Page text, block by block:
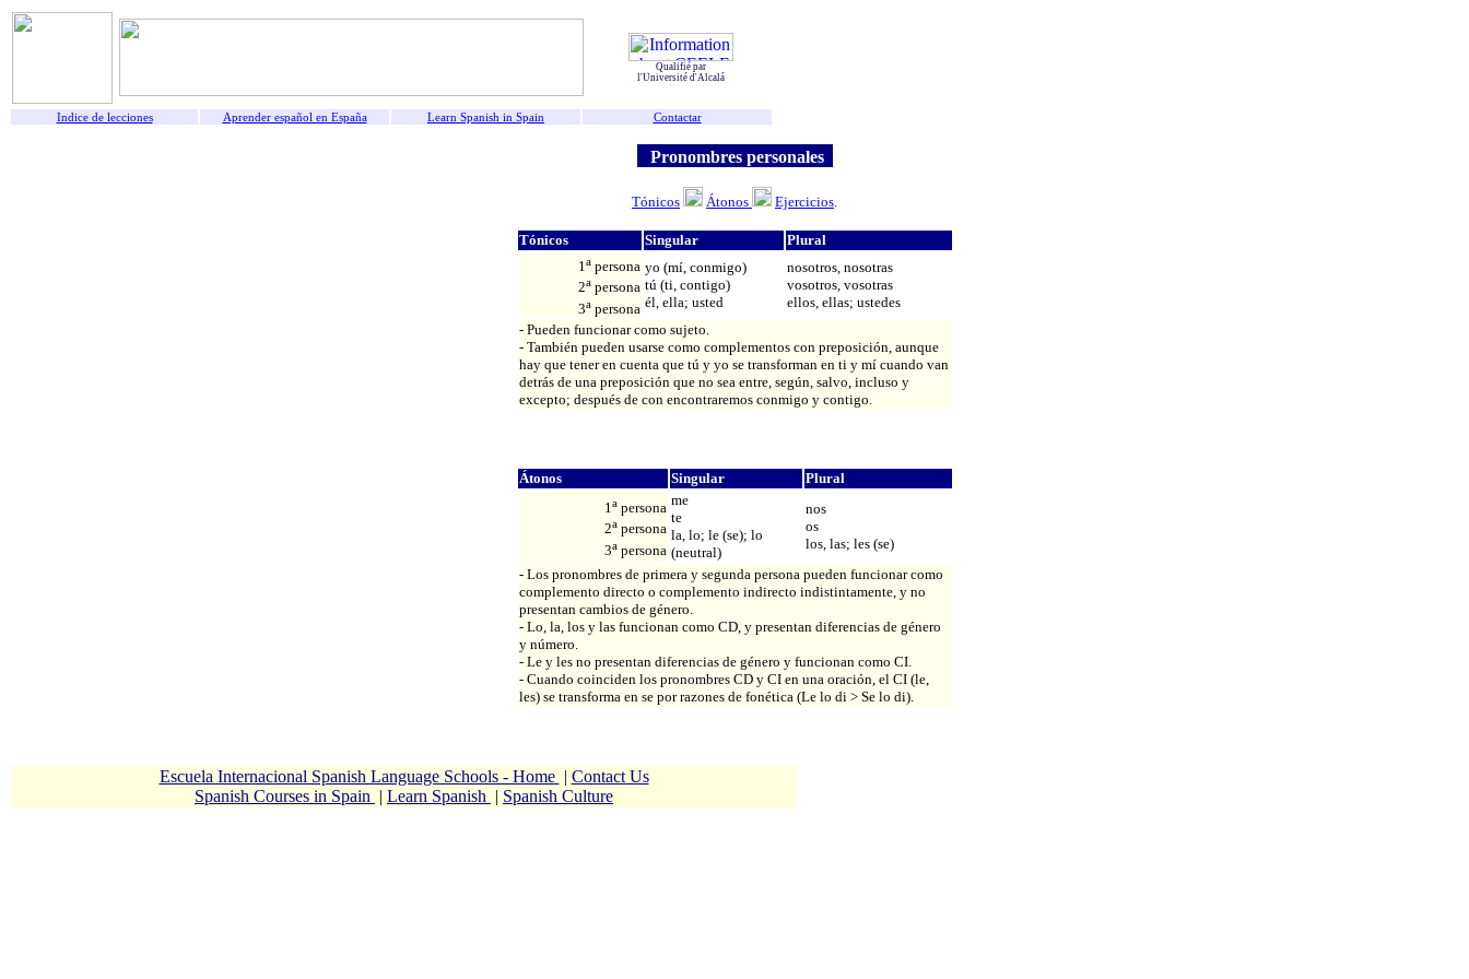
Qualifié par
l'Université d'Alcalá
Indice de lecciones Aprender español en España Learn Spanish in Spain Contactar
Pronombres personales
Tónicos Átonos Ejercicios.
Tónicos Singular
Plural
1 apersona
2apersona
3apersona
yo (mí, conmigo)
tú (ti, contigo)
él, ella; usted
nosotros, nosotras
vosotros, vosotras
ellos, ellas; ustedes
- Pueden funcionar como sujeto.
- También pueden usarse como complementos con preposición, aunque
hay que tener en cuenta que tú y yo se transforman en ti y mí cuando van
detrás de una preposición que no sea entre, según, salvo, incluso y
excepto; después de con encontraremos conmigo y contigo.
Átonos Singular
Plural
1 apersona
2apersona
3apersona
me
te
la, lo; le (se); lo
(neutral)
nos
os
los, las; les (se)
- Los pronombres de primera y segunda persona pueden funcionar como
complemento directo o complemento indirecto indistintamente, y no
presentan cambios de género.
- Lo, la, los y las funcionan como CD, y presentan diferencias de género
y número.
- Le y les no presentan diferencias de género y funcionan como CI.
- Cuando coinciden los pronombres CD y CI en una oración, el CI (le,
les) se transforma en se por razones de fonética (Le lo di > Se lo di).
Escuela Internacional Spanish Language Schools - Home | Contact Us
Spanish Courses in Spain | Learn Spanish | Spanish Culture